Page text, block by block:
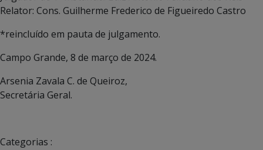
Relator: Cons. Guilherme Frederico de Figueiredo Castro
*reincluído em pauta de julgamento.
Campo Grande, 8 de março de 2024.
Arsenia Zavala C. de Queiroz,
Secretária Geral.
Categorias :